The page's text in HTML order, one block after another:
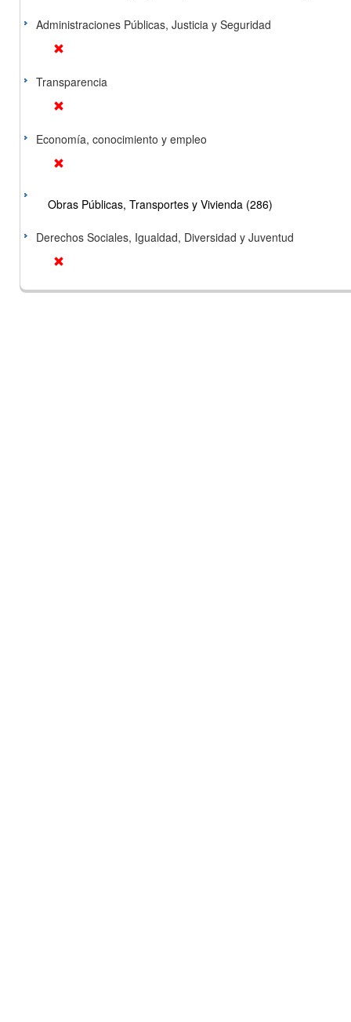
Administraciones Públicas, Justicia y Seguridad
Transparencia
Economía, conocimiento y empleo
Obras Públicas, Transportes y Vivienda (286)
Derechos Sociales, Igualdad, Diversidad y Juventud